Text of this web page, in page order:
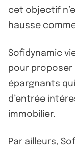
cet objectif
hausse
Sofidynamic
pour proposer
épargnants
d’entrée
immobilier.
Par ailleurs,